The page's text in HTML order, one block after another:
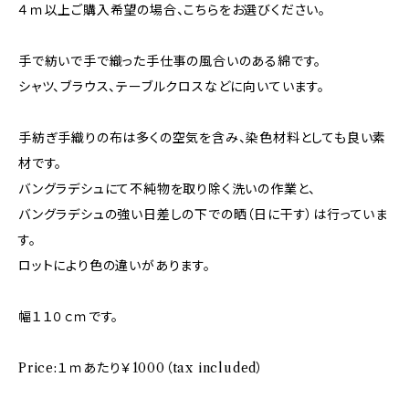
４ｍ以上ご購入希望の場合、こちらをお選びください。
手で紡いで手で織った手仕事の風合いのある綿です。
シャツ、ブラウス、テーブルクロスなどに向いています。
手紡ぎ手織りの布は多くの空気を含み、染色材料としても良い素
材です。
バングラデシュにて不純物を取り除く洗いの作業と、
バングラデシュの強い日差しの下での晒（日に干す）は行っていま
す。
ロットにより色の違いがあります。
幅１１０ｃｍです。
Price:１ｍあたり￥1000（tax included）